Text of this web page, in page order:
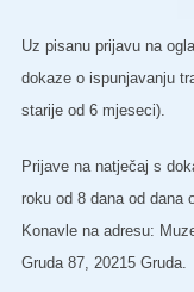
Uz pisanu prijavu na
dokaze o ispunjavanju
starije od 6 mjeseci).
Prijave na natječaj s
roku od 8 dana od dana
Konavle na adresu:
Gruda 87, 20215 Gruda.